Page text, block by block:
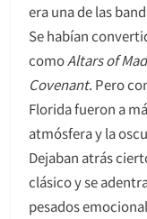
era una de las
Se habían
comoAltars of
Covenant. Pero
Florida fueron a
atmósfera y la
Dejaban atrás
clásico y se
pesados